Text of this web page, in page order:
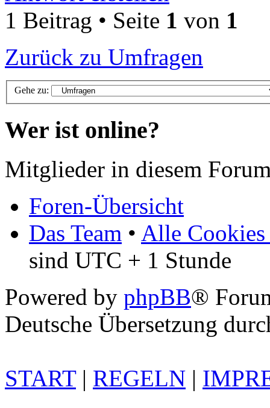
1 Beitrag • Seite 1 von 1
Zurück zu Umfragen
Gehe zu:
Wer ist online?
Mitglieder in diesem
Foren-Übersicht
Das Team • Alle Cookies
sind UTC + 1 Stunde
Powered by phpBB®
Deutsche Übersetzung
START| REGELN |